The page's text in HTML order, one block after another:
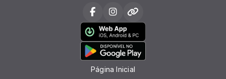
Página Inicial